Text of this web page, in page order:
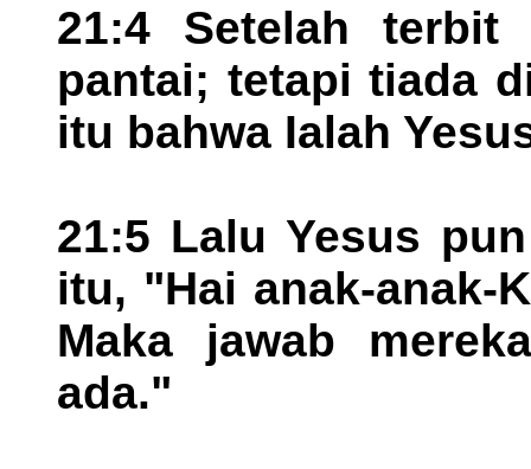
21:4 Setelah
pantai; tetapi tiada
itu bahwa Ialah
21:5 Lalu Yesus
itu, "Hai anak-anak-
Maka jawab
ada."